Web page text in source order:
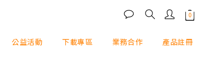
公益活動 下載專區 業務合作 產品註冊